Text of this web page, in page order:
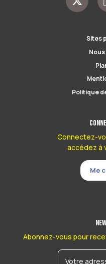
Sites
Politique
Connectez-
accédez à
Me
Abonnez-vous pour